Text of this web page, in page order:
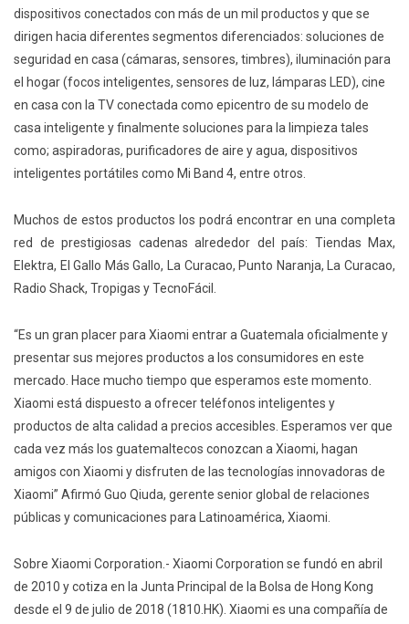
dispositivos conectados con más de un mil productos y que se
dirigen hacia diferentes segmentos diferenciados: soluciones de
seguridad en casa (cámaras, sensores, timbres), iluminación para
el hogar (focos inteligentes, sensores de luz, lámparas LED), cine
en casa con la TV conectada como epicentro de su modelo de
casa inteligente y finalmente soluciones para la limpieza tales
como; aspiradoras, purificadores de aire y agua, dispositivos
inteligentes portátiles como Mi Band 4, entre otros.
Muchos de estos productos los podrá encontrar en una completa
red de prestigiosas cadenas alrededor del país: Tiendas Max,
Elektra, El Gallo Más Gallo, La Curacao, Punto Naranja, La Curacao,
Radio Shack, Tropigas y TecnoFácil.
“Es un gran placer para Xiaomi entrar a Guatemala oficialmente y
presentar sus mejores productos a los consumidores en este
mercado. Hace mucho tiempo que esperamos este momento.
Xiaomi está dispuesto a ofrecer teléfonos inteligentes y
productos de alta calidad a precios accesibles. Esperamos ver que
cada vez más los guatemaltecos conozcan a Xiaomi, hagan
amigos con Xiaomi y disfruten de las tecnologías innovadoras de
Xiaomi” Afirmó Guo Qiuda, gerente senior global de relaciones
públicas y comunicaciones para Latinoamérica, Xiaomi.
Sobre Xiaomi Corporation.- Xiaomi Corporation se fundó en abril
de 2010 y cotiza en la Junta Principal de la Bolsa de Hong Kong
desde el 9 de julio de 2018 (1810.HK). Xiaomi es una compañía de